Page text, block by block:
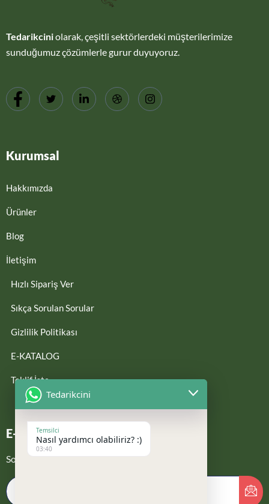
Tedarikciniolarak, çeşitli sektörlerdeki müşterilerimize
sunduğumuz çözümlerle gurur duyuyoruz.
Kurumsal
Hakkımızda
Ürünler
Blog
İletişim
Hızlı Sipariş Ver
Sıkça Sorulan Sorular
Gizlilik Politikası
E-KATALOG
Teklif İste
E-Bültene Kayıt Ol
Son güncellemelerden haberdar ol
Tedarikcini
Temsilci
Nasıl yardımcı olabiliriz? :)
03:40